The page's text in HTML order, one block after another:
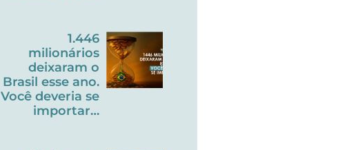
1.446
milionários
deixaram o
Brasil esse ano.
Você deveria se
importar…